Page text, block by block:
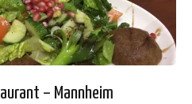
– Mannheim